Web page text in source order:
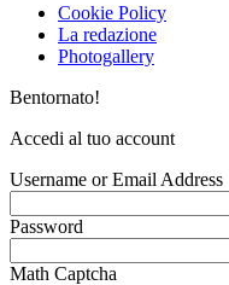
Cookie Policy
La redazione
Photogallery
Bentornato!
Accedi al tuo account
Username or Email Address
Password
Math Captcha